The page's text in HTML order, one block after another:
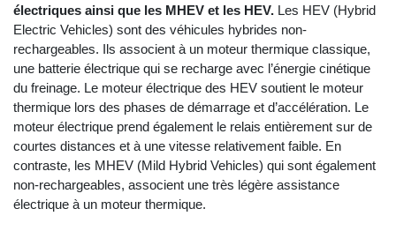
électriques ainsi que les MHEV et les HEV. Les HEV (Hybrid
Electric Vehicles) sont des véhicules hybrides non-
rechargeables. Ils associent à un moteur thermique classique,
une batterie électrique qui se recharge avec l’énergie cinétique
du freinage. Le moteur électrique des HEV soutient le moteur
thermique lors des phases de démarrage et d’accélération. Le
moteur électrique prend également le relais entièrement sur de
courtes distances et à une vitesse relativement faible. En
contraste, les MHEV (Mild Hybrid Vehicles) qui sont également
non-rechargeables, associent une très légère assistance
électrique à un moteur thermique.